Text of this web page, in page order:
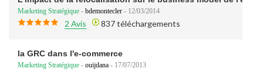
Marketing Stratégique - bdemontecler - 12/03/2014
2 Avis 837 téléchargements
la GRC dans l'e-commerce
Marketing Stratégique - ouijdana - 17/07/2013